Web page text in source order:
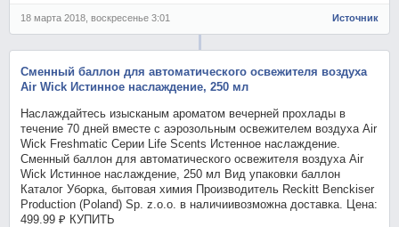
18 марта 2018, воскресенье 3:01 Источник
Сменный баллон для автоматического освежителя воздуха
Air Wick Истинное наслаждение, 250 мл
Наслаждайтесь изысканым ароматом вечерней прохлады в
течение 70 дней вместе с аэрозольным освежителем воздуха Air
Wick Freshmatic Серии Life Scents Истенное наслаждение.
Сменный баллон для автоматического освежителя воздуха Air
Wick Истинное наслаждение, 250 мл Вид упаковки баллон
Каталог Уборка, бытовая химия Производитель Reckitt Benckiser
Production (Poland) Sp. z.o.o. в наличиивозможна доставка. Цена:
499.99 ₽ КУПИТЬ